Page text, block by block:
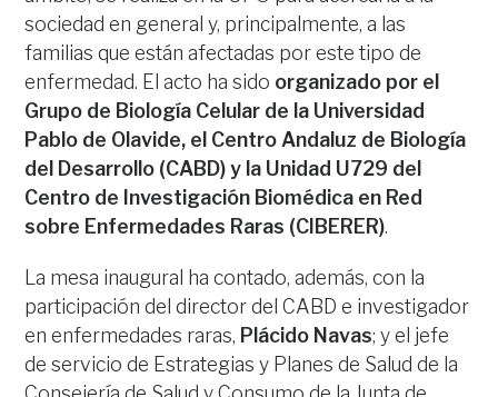
sociedad en general y, principalmente, a las
familias que están afectadas por este tipo de
enfermedad. El acto ha sido organizado por el
Grupo de Biología Celular de la Universidad
Pablo de Olavide, el Centro Andaluz de Biología
del Desarrollo (CABD) y la Unidad U729 del
Centro de Investigación Biomédica en Red
sobre Enfermedades Raras (CIBERER).
La mesa inaugural ha contado, además, con la
participación del director del CABD e investigador
en enfermedades raras, Plácido Navas; y el jefe
de servicio de Estrategias y Planes de Salud de la